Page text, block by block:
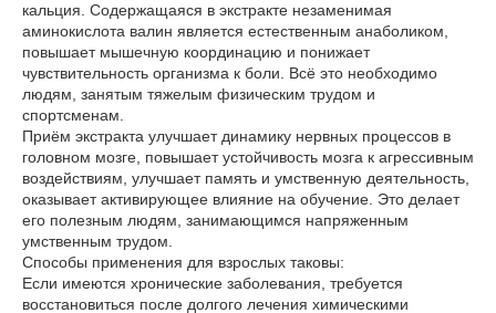
кальция. Содержащаяся в экстракте незаменимая
аминокислота валин является естественным анаболиком,
повышает мышечную координацию и понижает
чувствительность организма к боли. Всё это необходимо
людям, занятым тяжелым физическим трудом и
спортсменам.
Приём экстракта улучшает динамику нервных процессов в
головном мозге, повышает устойчивость мозга к агрессивным
воздействиям, улучшает память и умственную деятельность,
оказывает активирующее влияние на обучение. Это делает
его полезным людям, занимающимся напряженным
умственным трудом.
Способы применения для взрослых таковы:
Если имеются хронические заболевания, требуется
восстановиться после долгого лечения химическими